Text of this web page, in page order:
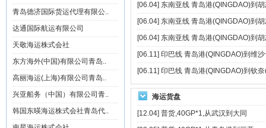
青岛德济国际货运代理有限公..
达通国际航运有限公司
天敬海运株式会社
东方海外(中国)有限公司青岛..
高丽海运(上海)有限公司青岛..
兴亚船务（中国）有限公司青..
韩国东暎海运株式会社青岛代..
[06.04] 东南亚线 青岛港(QINGDAO)到
[06.04] 东南亚线 青岛港(QINGDAO)到
[06.04] 东南亚线 青岛港(QINGDAO)到
[06.11] 印巴线 青岛港(QINGDAO)到维
[06.11] 印巴线 青岛港(QINGDAO)到钦
海运货盘
[12.04] 普货,40GP*1,从武汉到大同